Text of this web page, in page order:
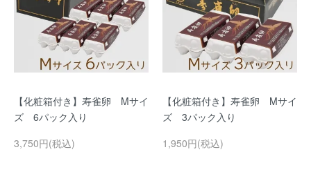
【化粧箱付き】寿雀卵 Mサイ
ズ 6パック入り
3,750円(税込)
【化粧箱付き】寿雀卵 Mサイ
ズ 3パック入り
1,950円(税込)